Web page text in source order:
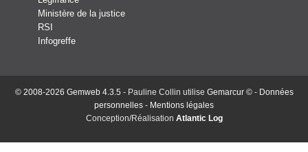
Ministère de la justice
RSI
Infogreffe
© 2008-2026 Gemweb 4.3.5 - Pauline Collin utilise Gemarcur ©- Données
personnelles - Mentions légales
Conception/Réalisation Atlantic Log